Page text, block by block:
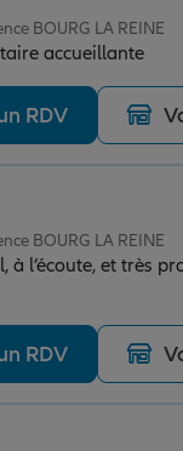
BOURG LA REINE
accueillante
RDV
BOURG LA REINE
à l’écoute, et très
RDV